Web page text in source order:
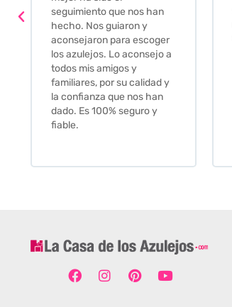
seguimiento que nos han
hecho. Nos guiaron y
aconsejaron para escoger
los azulejos. Lo aconsejo a
todos mis amigos y
familiares, por su calidad y
la confianza que nos han
dado. Es 100% seguro y
fiable.